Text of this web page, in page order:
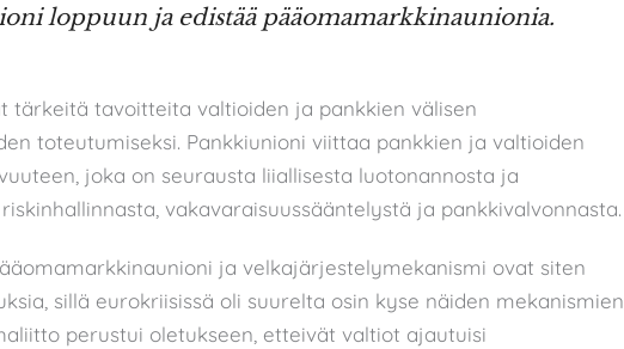
loppuun ja edistää pääomamarkkinaunionia.
tärkeitä tavoitteita valtioiden ja pankkien välisen
toteutumiseksi. Pankkiunioni viittaa pankkien ja valtioiden
joka on seurausta liiallisesta luotonannosta ja
vakavaraisuussääntelystä ja pankkivalvonnasta.
ja velkajärjestelymekanismi ovat siten
sillä eurokriisissä oli suurelta osin kyse näiden mekanismien
perustui oletukseen, etteivät valtiot ajautuisi